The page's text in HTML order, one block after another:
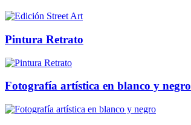
Pintura Retrato
Fotografía artística en blanco y negro